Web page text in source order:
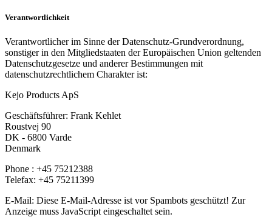
Verantwortlichkeit
Verantwortlicher im Sinne der Datenschutz-Grundverordnung,
sonstiger in den Mitgliedstaaten der Europäischen Union geltenden
Datenschutzgesetze und anderer Bestimmungen mit
datenschutzrechtlichem Charakter ist:
Kejo Products ApS
Geschäftsführer: Frank Kehlet
Roustvej 90
DK - 6800 Varde
Denmark
Phone : +45 75212388
Telefax: +45 75211399
E-Mail: Diese E-Mail-Adresse ist vor Spambots geschützt! Zur
Anzeige muss JavaScript eingeschaltet sein.